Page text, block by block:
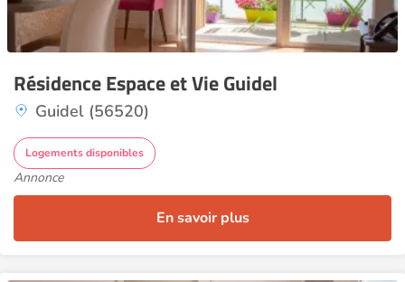
Résidence Espace et Vie Guidel
Guidel (56520)
Logements disponibles
Annonce
En savoir plus